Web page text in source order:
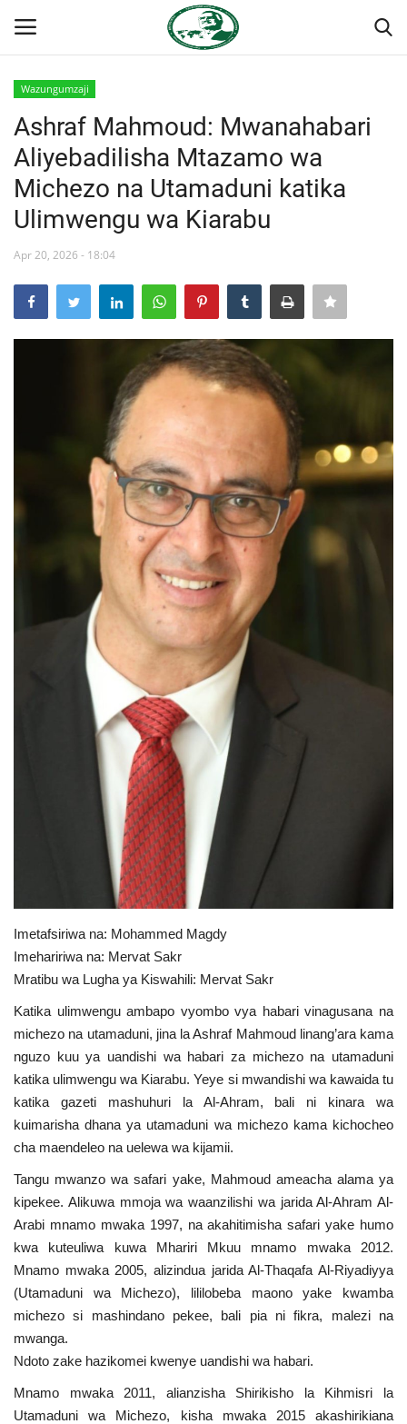
Nyumba
Jukwaa la Nasser la Kimataifa
Wasiliana
Onyesho la Majaribio
Urithi wa Nasser
Harakati ya Nasser kwa Vijana
Udhamini wa Nasser
Kanuni na Masharti ya Udhamini wa
Nyaraka na Marejeleo
Raia wa ulimwengu mzima
Washiriki
Video
Maonyesho
Wadhamini
Language
English Swahili español
French Arabic
Wazungumzaji
Ashraf Mahmoud: Mwanahabari
Aliyebadilisha Mtazamo wa
Michezo na Utamaduni katika
Ulimwengu wa Kiarabu
Apr 20, 2026 - 18:04
Imetafsiriwa na: Mohammed Magdy
Imehaririwa na: Mervat Sakr
Mratibu wa Lugha ya Kiswahili: Mervat Sakr
Katika ulimwengu ambapo vyombo vya habari vinagusana na
michezo na utamaduni, jina la Ashraf Mahmoud linang’ara kama
nguzo kuu ya uandishi wa habari za michezo na utamaduni
katika ulimwengu wa Kiarabu. Yeye si mwandishi wa kawaida tu
katika gazeti mashuhuri la Al-Ahram, bali ni kinara wa
kuimarisha dhana ya utamaduni wa michezo kama kichocheo
cha maendeleo na uelewa wa kijamii.
Tangu mwanzo wa safari yake, Mahmoud ameacha alama ya
kipekee. Alikuwa mmoja wa waanzilishi wa jarida Al-Ahram Al-
Arabi mnamo mwaka 1997, na akahitimisha safari yake humo
kwa kuteuliwa kuwa Mhariri Mkuu mnamo mwaka 2012.
Mnamo mwaka 2005, alizindua jarida Al-Thaqafa Al-Riyadiyya
(Utamaduni wa Michezo), lililobeba maono yake kwamba
michezo si mashindano pekee, bali pia ni fikra, malezi na
mwanga.
Ndoto zake hazikomei kwenye uandishi wa habari.
Mnamo mwaka 2011, alianzisha Shirikisho la Kihmisri la
Utamaduni wa Michezo, kisha mwaka 2015 akashirikiana